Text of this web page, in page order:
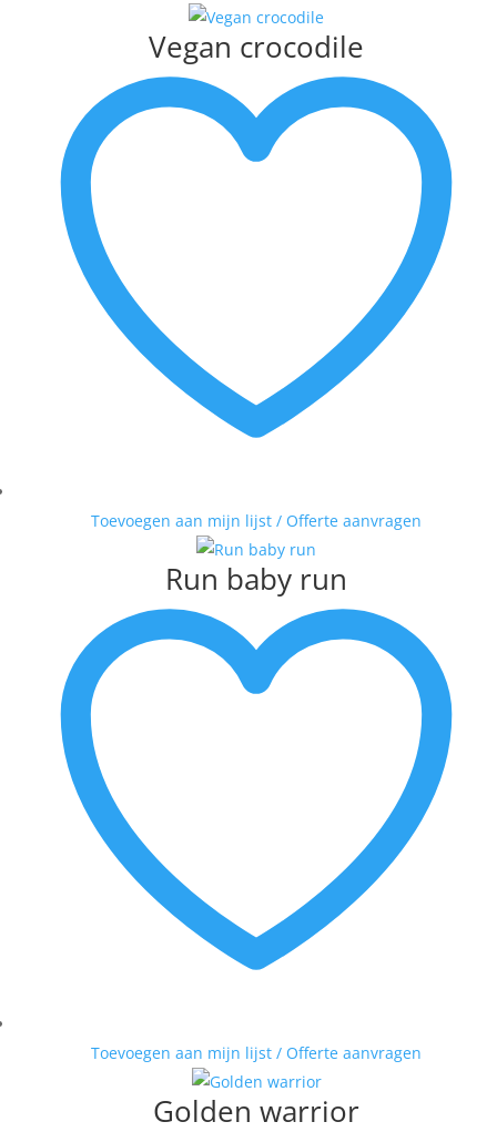
Vegan crocodile
Toevoegen aan mijn lijst / Offerte aanvragen
Run baby run
Toevoegen aan mijn lijst / Offerte aanvragen
Golden warrior